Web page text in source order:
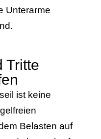
Unterarme
Tritte
ist keine
Belasten auf